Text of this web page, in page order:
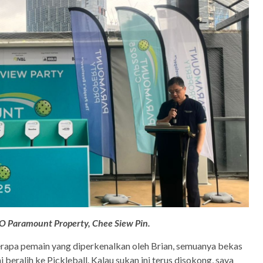
Paramount Property, Chee Siew Pin.
pemain yang diperkenalkan oleh Brian, semuanya bekas
beralih ke Pickleball. Kalau sukan ini terus disokong, saya